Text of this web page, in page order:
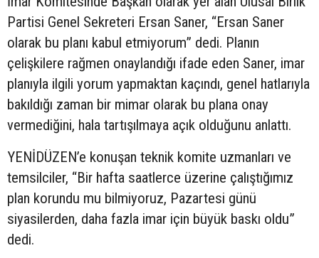
Partisi Genel Sekreteri Ersan Saner, “Ersan Saner
olarak bu planı kabul etmiyorum” dedi. Planın
çelişkilere rağmen onaylandığı ifade eden Saner, imar
planıyla ilgili yorum yapmaktan kaçındı, genel hatlarıyla
bakıldığı zaman bir mimar olarak bu plana onay
vermediğini, hala tartışılmaya açık olduğunu anlattı.
YENİDÜZEN’e konuşan teknik komite uzmanları ve
temsilciler, “Bir hafta saatlerce üzerine çalıştığımız
plan korundu mu bilmiyoruz, Pazartesi günü
siyasilerden, daha fazla imar için büyük baskı oldu”
dedi.